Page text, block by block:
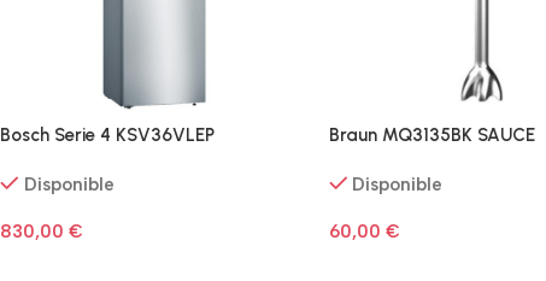
Bosch Serie 4 KSV36VLEP
Disponible
830,00 €
Braun MQ3135BK SAUCE
Disponible
60,00 €